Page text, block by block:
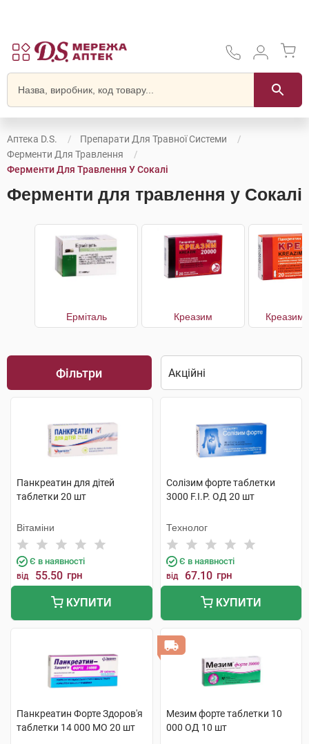
Аптека D.S.
Препарати Для Травної Системи
Ферменти Для Травлення
Ферменти Для Травлення У Сокалі
Ферменти для травлення у Сокалі
Ерміталь Креазим Креазим
Фільтри
Панкреатин для дітей
таблетки 20 шт
Вітаміни
Є в наявності
від 55.50 грн
КУПИТИ
Солізим форте таблетки
3000 F.I.P. ОД 20 шт
Технолог
Є в наявності
від 67.10 грн
КУПИТИ
Панкреатин Форте Здоров'я
таблетки 14 000 МО 20 шт
Мезим форте таблетки 10
000 ОД 10 шт